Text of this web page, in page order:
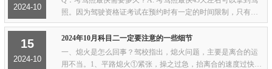
2024-10
照。因为驾驶资格证考试在预约时有一定的时间限制，只有在
规定的预约天数后才可以预约参加考试，所以拿驾照最快也要
一个半月。（前提是科科都在一把过的情况...
15
2024-10
2024年10月科目二一定要注意的一些细节
一、熄火是怎么回事？驾校指出，熄火问题，主要是离合的运
用不当。1、平路熄火①紧张，操之过急，抬离合的速度过快导